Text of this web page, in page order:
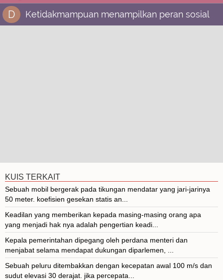
D Ketidakmampuan menampilkan peran sosial
KUIS TERKAIT
Sebuah mobil bergerak pada tikungan mendatar yang jari-jarinya
50 meter. koefisien gesekan statis an...
Keadilan yang memberikan kepada masing-masing orang apa
yang menjadi hak nya adalah pengertian keadi...
Kepala pemerintahan dipegang oleh perdana menteri dan
menjabat selama mendapat dukungan diparlemen, ...
Sebuah peluru ditembakkan dengan kecepatan awal 100 m/s dan
sudut elevasi 30 derajat. jika percepata...